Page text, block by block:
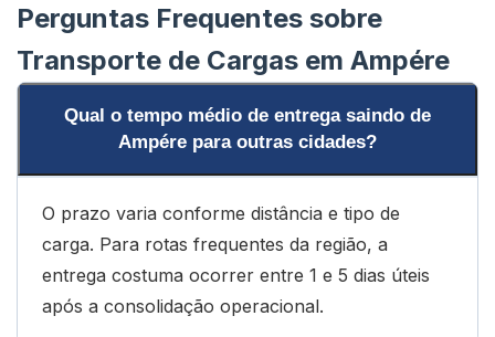
Perguntas Frequentes sobre
Transporte de Cargas em Ampére
Qual o tempo médio de entrega saindo de
Ampére para outras cidades?
O prazo varia conforme distância e tipo de
carga. Para rotas frequentes da região, a
entrega costuma ocorrer entre 1 e 5 dias úteis
após a consolidação operacional.